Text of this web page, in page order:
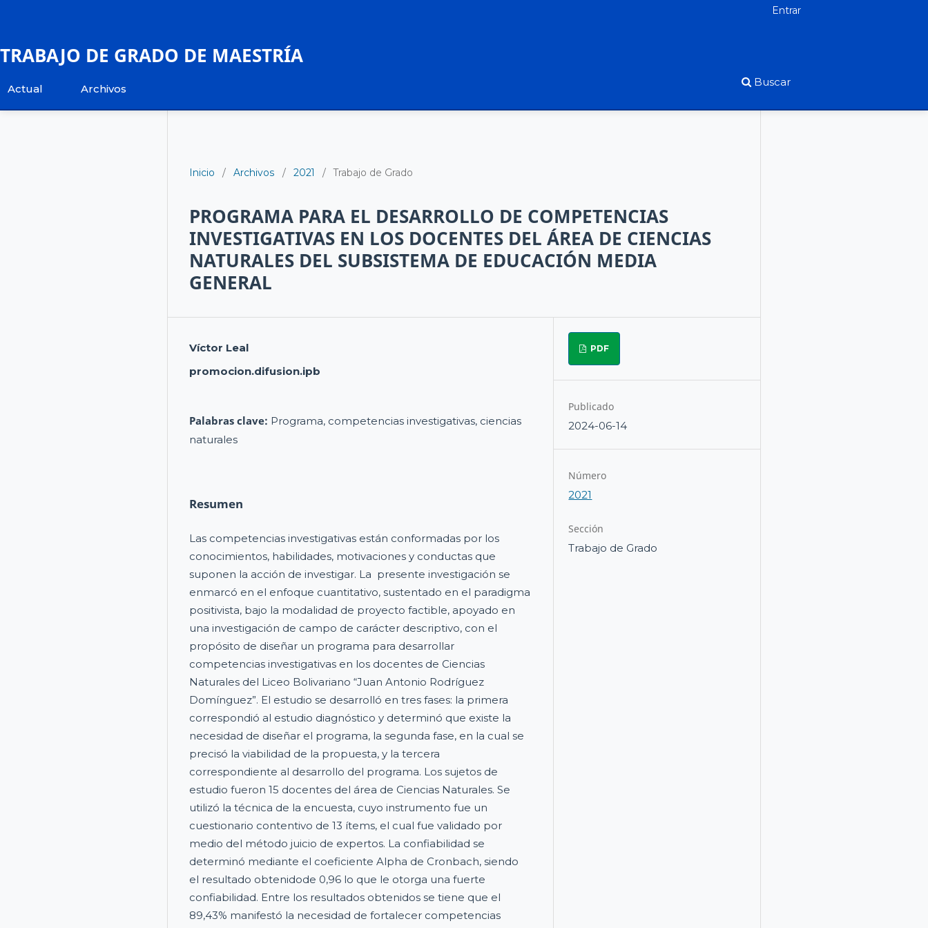
TRABAJO DE GRADO DE MAESTRÍA
Actual Archivos
Buscar
Entrar
Inicio / Archivos / 2021 / Trabajo de Grado
PROGRAMA PARA EL DESARROLLO DE COMPETENCIAS
INVESTIGATIVAS EN LOS DOCENTES DEL ÁREA DE CIENCIAS
NATURALES DEL SUBSISTEMA DE EDUCACIÓN MEDIA
GENERAL
Víctor Leal
promocion.difusion.ipb
Palabras clave: Programa, competencias investigativas, ciencias
naturales
Resumen
Las competencias investigativas están conformadas por los
conocimientos, habilidades, motivaciones y conductas que
suponen la acción de investigar. La presente investigación se
enmarcó en el enfoque cuantitativo, sustentado en el paradigma
positivista, bajo la modalidad de proyecto factible, apoyado en
una investigación de campo de carácter descriptivo, con el
propósito de diseñar un programa para desarrollar
competencias investigativas en los docentes de Ciencias
Naturales del Liceo Bolivariano “Juan Antonio Rodríguez
Domínguez”. El estudio se desarrolló en tres fases: la primera
correspondió al estudio diagnóstico y determinó que existe la
necesidad de diseñar el programa, la segunda fase, en la cual se
precisó la viabilidad de la propuesta, y la tercera
correspondiente al desarrollo del programa. Los sujetos de
estudio fueron 15 docentes del área de Ciencias Naturales. Se
utilizó la técnica de la encuesta, cuyo instrumento fue un
cuestionario contentivo de 13 ítems, el cual fue validado por
medio del método juicio de expertos. La confiabilidad se
determinó mediante el coeficiente Alpha de Cronbach, siendo
el resultado obtenidode 0,96 lo que le otorga una fuerte
confiabilidad. Entre los resultados obtenidos se tiene que el
89,43% manifestó la necesidad de fortalecer competencias
PDF
Publicado
2024-06-14
Número
2021
Sección
Trabajo de Grado